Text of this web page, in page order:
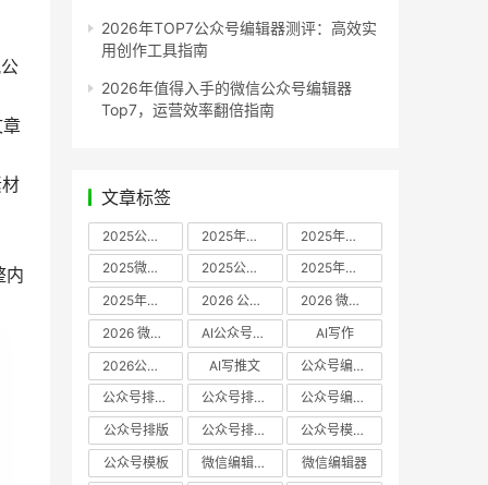
2026年TOP7公众号编辑器测评：高效实
用创作工具指南
2026年值得入手的微信公众号编辑器
Top7，运营效率翻倍指南
文章标签
2025公众号编辑器推荐 2025年微信编辑器评测
2025年微信编辑器推荐
2025微信编辑器推荐
2025公众号编辑器评测
2025年微信编辑器实测
2025年公众号排版工具推荐
2026 公众号编辑器权威推荐
2026 微信公众号编辑器推荐
2026 微信公众号编辑器测评
AI公众号编辑器
AI写作
2026公众号排版软件
AI写推文
公众号编辑器哪个好
公众号排版软件哪个好
公众号排版工具评测
公众号编辑器推荐
公众号排版
公众号排版工具
公众号模板工具
公众号模板
微信编辑器哪个好
微信编辑器